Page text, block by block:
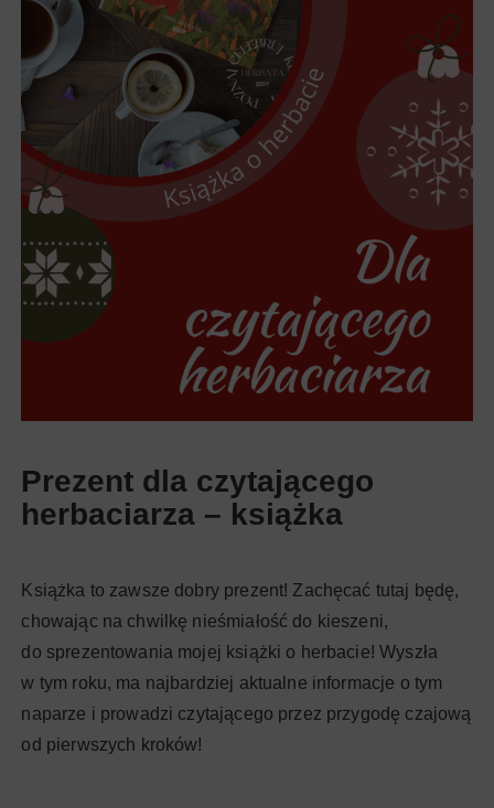
Prezent dla czytającego
herbaciarza – książka
Książka to zawsze dobry prezent! Zachęcać tutaj będę,
chowając na chwilkę nieśmiałość do kieszeni,
do sprezentowania mojej książki o herbacie! Wyszła
w tym roku, ma najbardziej aktualne informacje o tym
naparze i prowadzi czytającego przez przygodę czajową
od pierwszych kroków!